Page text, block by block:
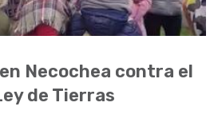
Necochea contra el
de Tierras